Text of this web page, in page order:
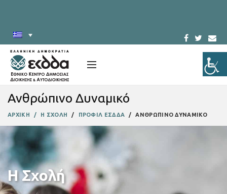
Ανθρώπινο Δυναμικό
ΑΡΧΙΚΗ Η ΣΧΟΛΗ ΠΡΟΦΙΛ ΕΣΔΔΑ ΑΝΘΡΩΠΙΝΟ ΔΥΝΑΜΙΚΟ
Η Σχολή